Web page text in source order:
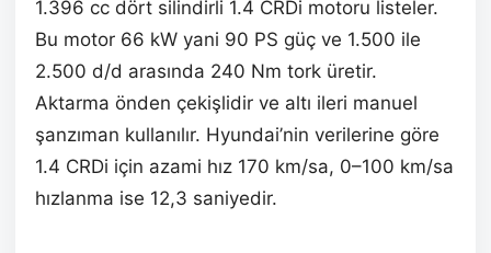
1.396 cc dört silindirli 1.4 CRDi motoru listeler.
Bu motor 66 kW yani 90 PS güç ve 1.500 ile
2.500 d/d arasında 240 Nm tork üretir.
Aktarma önden çekişlidir ve altı ileri manuel
şanzıman kullanılır. Hyundai’nin verilerine göre
1.4 CRDi için azami hız 170 km/sa, 0–100 km/sa
hızlanma ise 12,3 saniyedir.